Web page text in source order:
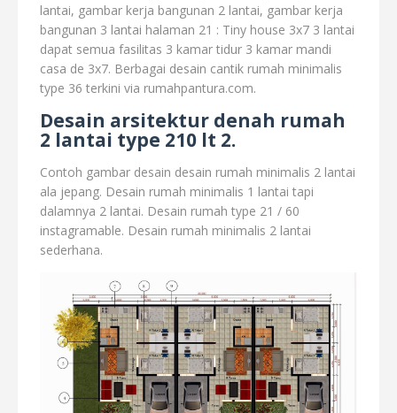
lantai, gambar kerja bangunan 2 lantai, gambar kerja
bangunan 3 lantai halaman 21 : Tiny house 3x7 3 lantai
dapat semua fasilitas 3 kamar tidur 3 kamar mandi
casa de 3x7. Berbagai desain cantik rumah minimalis
type 36 terkini via rumahpantura.com.
Desain arsitektur denah rumah
2 lantai type 210 lt 2.
Contoh gambar desain desain rumah minimalis 2 lantai
ala jepang. Desain rumah minimalis 1 lantai tapi
dalamnya 2 lantai. Desain rumah type 21 / 60
instagramable. Desain rumah minimalis 2 lantai
sederhana.